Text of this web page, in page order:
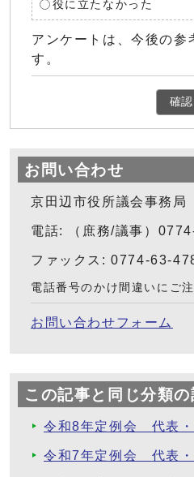
役に立たなかった
アンケートは、今後の参
す。
確認
お問い合わせ
京田辺市役所議会事務局
電話: （庶務/議事）
ファックス: 0774-63-
電話番号のかけ間違いにご
お問い合わせフォーム
この記事と同じ分類の
令和8年定例会 代表・
令和7年定例会 代表・